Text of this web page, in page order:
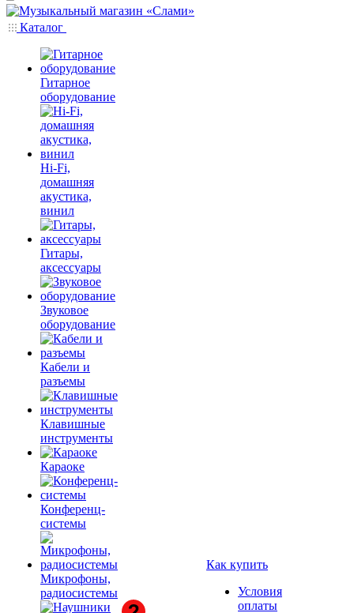
Каталог
Гитарное
оборудование
Hi-Fi,
домашняя
акустика,
винил
Гитары,
аксессуары
Звуковое
оборудование
Кабели и
разъемы
Клавишные
инструменты
Караоке
Конференц-
системы
Микрофоны,
радиосистемы
Как купить
Условия
оплаты